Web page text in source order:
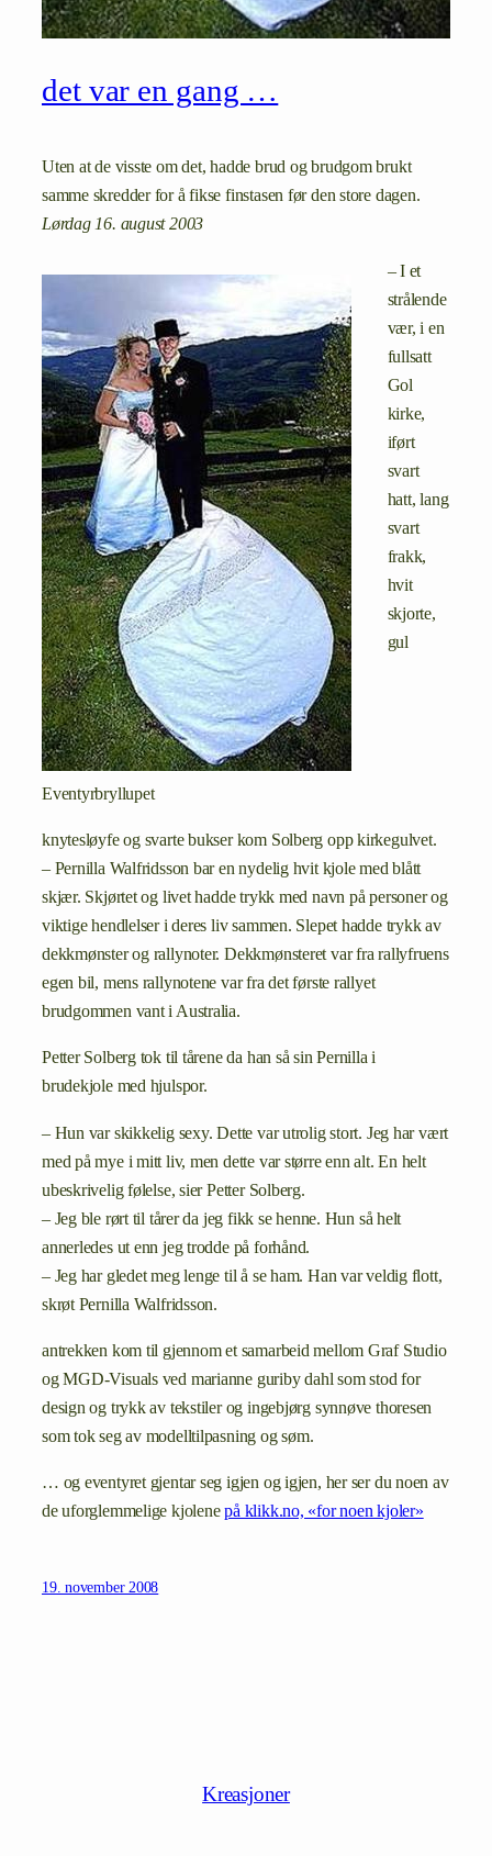
det var en gang …
Uten at de visste om det, hadde brud og brudgom brukt
samme skredder for å fikse finstasen før den store dagen.
Lørdag 16. august 2003
Eventyrbryllupet
– I et
strålende
vær, i en
fullsatt
Gol
kirke,
iført
svart
hatt, lang
svart
frakk,
hvit
skjorte,
gul
knytesløyfe og svarte bukser kom Solberg opp kirkegulvet.
– Pernilla Walfridsson bar en nydelig hvit kjole med blått
skjær. Skjørtet og livet hadde trykk med navn på personer og
viktige hendlelser i deres liv sammen. Slepet hadde trykk av
dekkmønster og rallynoter. Dekkmønsteret var fra rallyfruens
egen bil, mens rallynotene var fra det første rallyet
brudgommen vant i Australia.
Petter Solberg tok til tårene da han så sin Pernilla i
brudekjole med hjulspor.
– Hun var skikkelig sexy. Dette var utrolig stort. Jeg har vært
med på mye i mitt liv, men dette var større enn alt. En helt
ubeskrivelig følelse, sier Petter Solberg.
– Jeg ble rørt til tårer da jeg fikk se henne. Hun så helt
annerledes ut enn jeg trodde på forhånd.
– Jeg har gledet meg lenge til å se ham. Han var veldig flott,
skrøt Pernilla Walfridsson.
antrekken kom til gjennom et samarbeid mellom Graf Studio
og MGD-Visuals ved marianne guriby dahl som stod for
design og trykk av tekstiler og ingebjørg synnøve thoresen
som tok seg av modelltilpasning og søm.
… og eventyret gjentar seg igjen og igjen, her ser du noen av
de uforglemmelige kjolenepå klikk.no, «for noen kjoler»
19. november 2008
Kreasjoner